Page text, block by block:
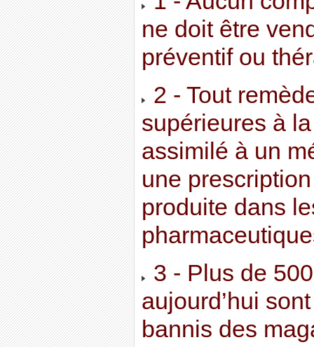
ne doit être
préventif ou
2 - Tout
supérieures à
assimilé à un
une
produite dans
3 - Plus de
aujourd’hui
bannis des